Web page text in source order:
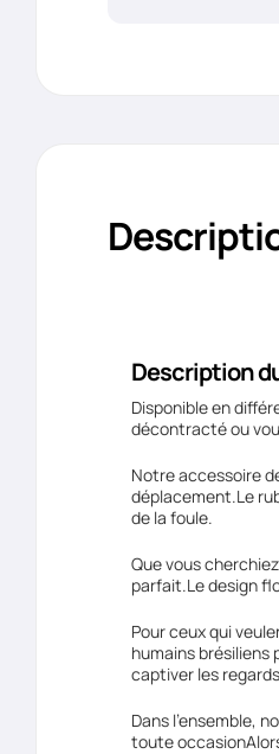
Description
Disponible en
décontracté ou
Notre accessoire
déplacement.Le
de la foule.
Que vous
parfait.Le design
Pour ceux qui
humains brésiliens
captiver les
Dans l'ensemble,
toute